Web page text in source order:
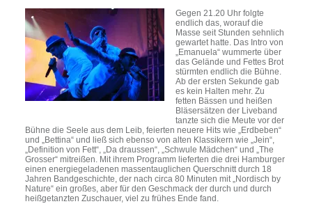
Gegen 21.20 Uhr folgte
endlich das, worauf die
Masse seit Stunden sehnlich
gewartet hatte. Das Intro von
„Emanuela“ wummerte über
das Gelände und Fettes Brot
stürmten endlich die Bühne.
Ab der ersten Sekunde gab
es kein Halten mehr. Zu
fetten Bässen und heißen
Bläsersätzen der Liveband
tanzte sich die Meute vor der
Bühne die Seele aus dem Leib, feierten neuere Hits wie „Erdbeben“
und „Bettina“ und ließ sich ebenso von alten Klassikern wie „Jein“,
„Definition von Fett“, „Da draussen“, „Schwule Mädchen“ und „The
Grosser“ mitreißen. Mit ihrem Programm lieferten die drei Hamburger
einen energiegeladenen massentauglichen Querschnitt durch 18
Jahren Bandgeschichte, der nach circa 80 Minuten mit „Nordisch by
Nature“ ein großes, aber für den Geschmack der durch und durch
heißgetanzten Zuschauer, viel zu frühes Ende fand.